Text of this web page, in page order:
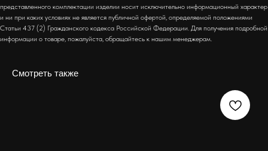
представленного комплектации изделии носит исключительно информационный характер
и ни при каких условиях не является публичной офертой, определяемой положениями
Статьи 437 (2) Гражданского кодекса Российской Федерации. Для получения подробной
информации о товаре, пожалуйста, обращайтесь к нашим менеджерам.
Смотреть также